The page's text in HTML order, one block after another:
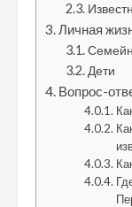
Личная
Дети
Вопрос-